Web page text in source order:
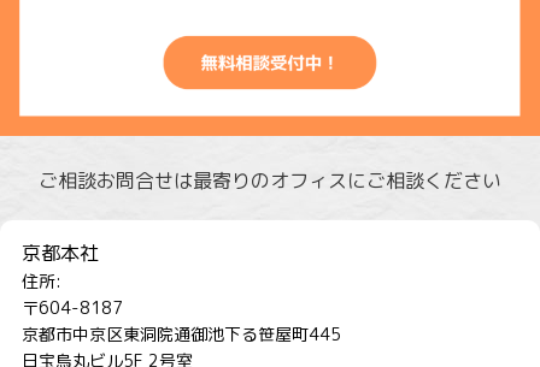
ご相談お問合せは最寄りのオフィスにご相談ください
京都本社
住所:
〒604-8187
京都市中京区東洞院通御池下る笹屋町445
日宝烏丸ビル5F 2号室